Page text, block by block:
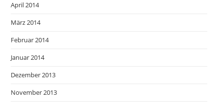
April 2014
März 2014
Februar 2014
Januar 2014
Dezember 2013
November 2013